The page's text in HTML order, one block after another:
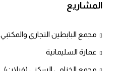
المشاريع
مجمع البابطين التجاري والمكتبي
عمارة السليمانية
مجمع الخزامى السكني (فيلات)